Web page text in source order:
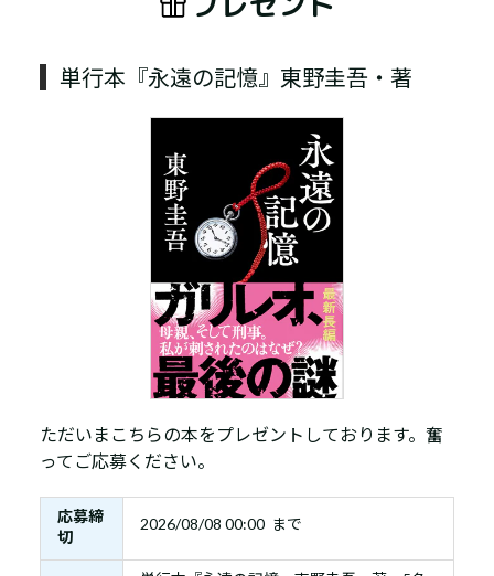
単行本『永遠の記憶』東野圭吾・著
ただいまこちらの本をプレゼントしております。奮
ってご応募ください。
応募締
切
2026/08/08 00:00 まで